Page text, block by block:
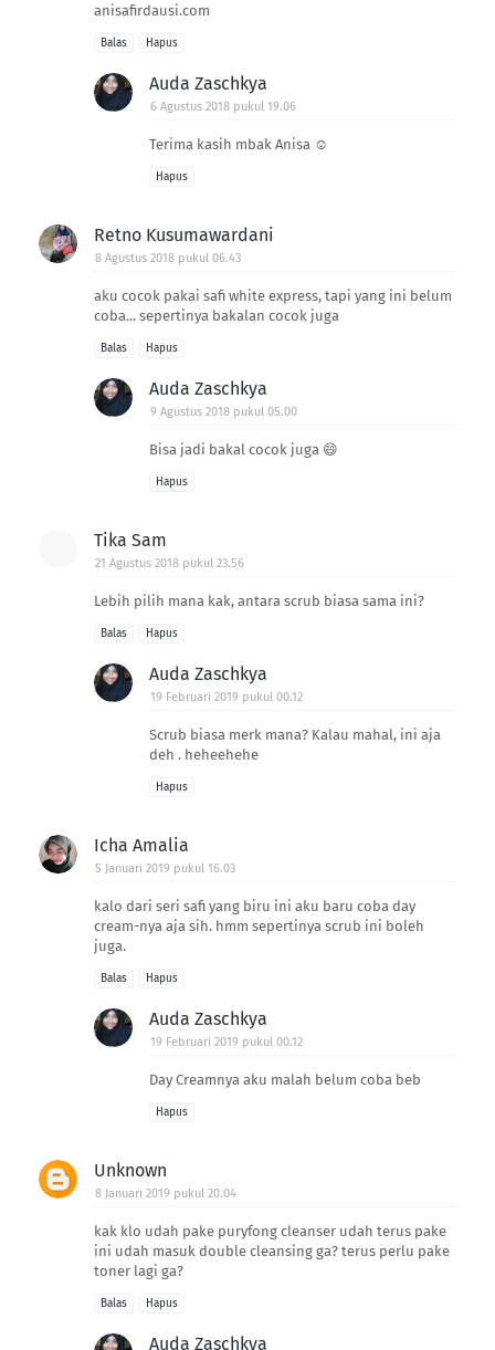
anisafirdausi.com
Balas Hapus
Auda Zaschkya
6 Agustus 2018 pukul 19.06
Terima kasih mbak Anisa ☺
Hapus
Retno Kusumawardani
8 Agustus 2018 pukul 06.43
aku cocok pakai safi white express, tapi yang ini belum
coba... sepertinya bakalan cocok juga
Balas Hapus
Auda Zaschkya
9 Agustus 2018 pukul 05.00
Bisa jadi bakal cocok juga 😄
Hapus
Tika Sam
21 Agustus 2018 pukul 23.56
Lebih pilih mana kak, antara scrub biasa sama ini?
Balas Hapus
Auda Zaschkya
19 Februari 2019 pukul 00.12
Scrub biasa merk mana? Kalau mahal, ini aja
deh . heheehehe
Hapus
Icha Amalia
5 Januari 2019 pukul 16.03
kalo dari seri safi yang biru ini aku baru coba day
cream-nya aja sih. hmm sepertinya scrub ini boleh
juga.
Balas Hapus
Auda Zaschkya
19 Februari 2019 pukul 00.12
Day Creamnya aku malah belum coba beb
Hapus
Unknown
8 Januari 2019 pukul 20.04
kak klo udah pake puryfong cleanser udah terus pake
ini udah masuk double cleansing ga? terus perlu pake
toner lagi ga?
Balas Hapus
Auda Zaschkya